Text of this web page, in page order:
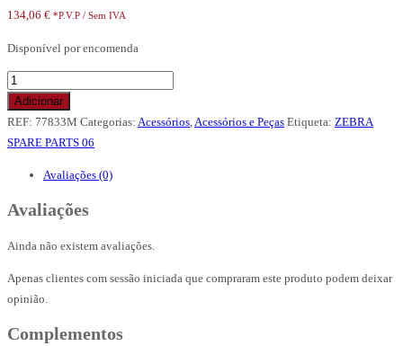
134,06 € *P.V.P / Sem IVA
Disponível por encomenda
Quantidade
de
KIT
TOOL
RESTRICTED
CLASS
ONLY
FOR
SPECIALIZED
Adicionar
REF: 77833M Categorias: Acessórios,Acessórios e Peças Etiqueta: ZEBRA
SPARE PARTS 06
Avaliações (0)
Avaliações
Ainda não existem avaliações.
Apenas clientes com sessão iniciada que compraram este produto podem deixar
opinião.
Complementos